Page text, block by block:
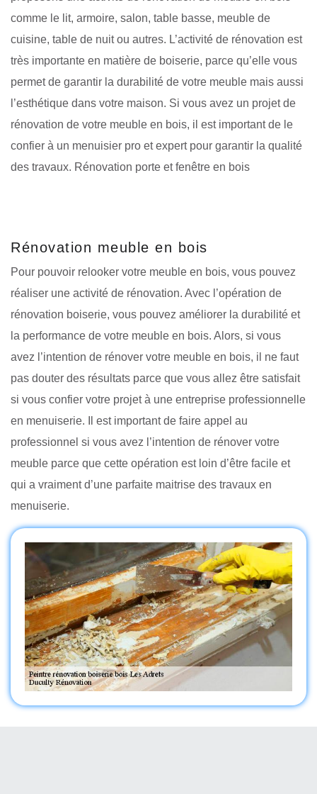
comme le lit, armoire, salon, table basse, meuble de
cuisine, table de nuit ou autres. L’activité de rénovation est
très importante en matière de boiserie, parce qu’elle vous
permet de garantir la durabilité de votre meuble mais aussi
l’esthétique dans votre maison. Si vous avez un projet de
rénovation de votre meuble en bois, il est important de le
confier à un menuisier pro et expert pour garantir la qualité
des travaux. Rénovation porte et fenêtre en bois
Rénovation meuble en bois
Pour pouvoir relooker votre meuble en bois, vous pouvez
réaliser une activité de rénovation. Avec l’opération de
rénovation boiserie, vous pouvez améliorer la durabilité et
la performance de votre meuble en bois. Alors, si vous
avez l’intention de rénover votre meuble en bois, il ne faut
pas douter des résultats parce que vous allez être satisfait
si vous confier votre projet à une entreprise professionnelle
en menuiserie. Il est important de faire appel au
professionnel si vous avez l’intention de rénover votre
meuble parce que cette opération est loin d’être facile et
qui a vraiment d’une parfaite maitrise des travaux en
menuiserie.